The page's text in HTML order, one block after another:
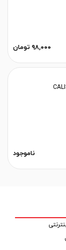
۹۸,۰۰۰ تومان
ناموجود